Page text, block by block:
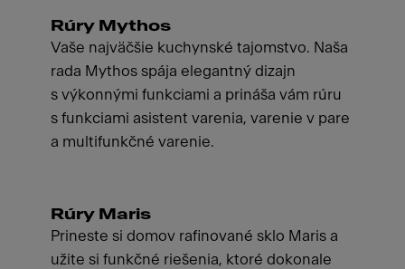
Rúry Mythos
Vaše najväčšie kuchynské tajomstvo. Naša
rada Mythos spája elegantný dizajn
s výkonnými funkciami a prináša vám rúru
s funkciami asistent varenia, varenie v pare
a multifunkčné varenie.
Rúry Maris
Prineste si domov rafinované sklo Maris a
užite si funkčné riešenia, ktoré dokonale